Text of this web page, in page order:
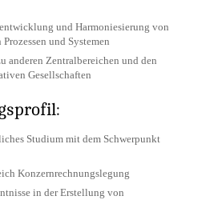
und Harmoniesierung von
und Systemen
anderen Zentralbereichen und den
Gesellschaften
Studium mit dem Schwerpunkt
Konzernrechnungslegung
in der Erstellung von